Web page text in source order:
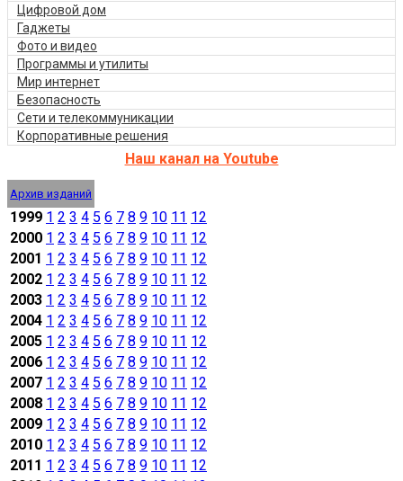
Цифровой дом
Гаджеты
Фото и видео
Программы и утилиты
Мир интернет
Безопасность
Сети и телекоммуникации
Корпоративные решения
Наш канал на Youtube
Архив изданий
1999 1 2 3 4 5 6 7 8 9 10 11 12
2000 1 2 3 4 5 6 7 8 9 10 11 12
2001 1 2 3 4 5 6 7 8 9 10 11 12
2002 1 2 3 4 5 6 7 8 9 10 11 12
2003 1 2 3 4 5 6 7 8 9 10 11 12
2004 1 2 3 4 5 6 7 8 9 10 11 12
2005 1 2 3 4 5 6 7 8 9 10 11 12
2006 1 2 3 4 5 6 7 8 9 10 11 12
2007 1 2 3 4 5 6 7 8 9 10 11 12
2008 1 2 3 4 5 6 7 8 9 10 11 12
2009 1 2 3 4 5 6 7 8 9 10 11 12
2010 1 2 3 4 5 6 7 8 9 10 11 12
2011 1 2 3 4 5 6 7 8 9 10 11 12